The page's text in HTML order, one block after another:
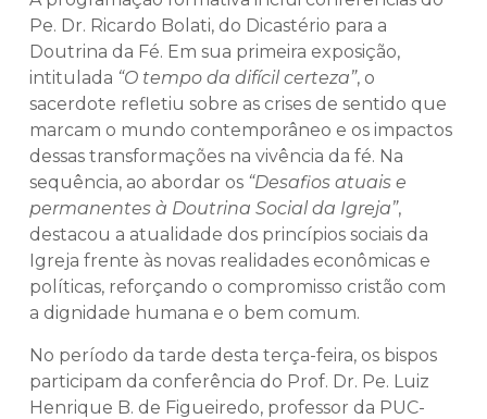
Pe. Dr. Ricardo Bolati, do Dicastério para a
Doutrina da Fé. Em sua primeira exposição,
intitulada “O tempo da difícil certeza”, o
sacerdote refletiu sobre as crises de sentido que
marcam o mundo contemporâneo e os impactos
dessas transformações na vivência da fé. Na
sequência, ao abordar os “Desafios atuais e
permanentes à Doutrina Social da Igreja”,
destacou a atualidade dos princípios sociais da
Igreja frente às novas realidades econômicas e
políticas, reforçando o compromisso cristão com
a dignidade humana e o bem comum.
No período da tarde desta terça-feira, os bispos
participam da conferência do Prof. Dr. Pe. Luiz
Henrique B. de Figueiredo, professor da PUC-